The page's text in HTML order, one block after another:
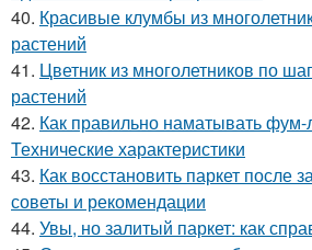
40. Красивые клумбы из
растений
41. Цветник из многолетников по
растений
42. Как правильно наматывать фум-
Технические характеристики
43. Как восстановить паркет после
советы и рекомендации
44. Увы, но залитый паркет: как